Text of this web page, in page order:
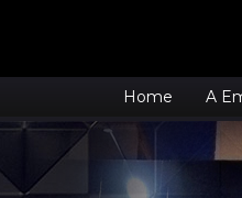
Home A